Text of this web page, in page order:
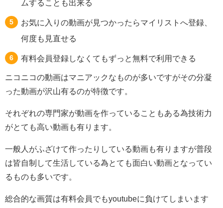
ムすることも出来る
お気に入りの動画が見つかったらマイリストへ登録、
何度も見直せる
有料会員登録しなくてもずっと無料で利用できる
ニコニコの動画はマニアックなものが多いですがその分凝
った動画が沢山有るのが特徴です。
それぞれの専門家が動画を作っていることもある為技術力
がとても高い動画も有ります。
一般人がふざけて作ったりしている動画も有りますが普段
は皆自制して生活している為とても面白い動画となってい
るものも多いです。
総合的な画質は有料会員でもyoutubeに負けてしまいます